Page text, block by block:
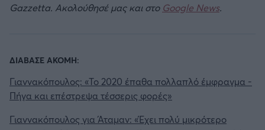
Gazzetta. Ακολούθησέ μας και στο Google News.
ΔΙΑΒΑΣΕ ΑΚΟΜΗ:
Γιαννακόπουλος: «Το 2020 έπαθα πολλαπλό έμφραγμα -
Πήγα και επέστρεψα τέσσερις φορές»
Γιαννακόπουλος για Άταμαν: «Έχει πολύ μικρότερο